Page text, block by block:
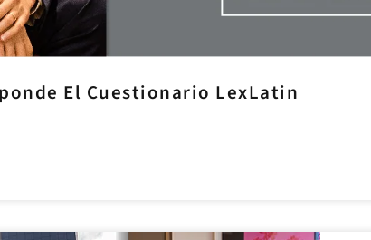
El Cuestionario LexLatin